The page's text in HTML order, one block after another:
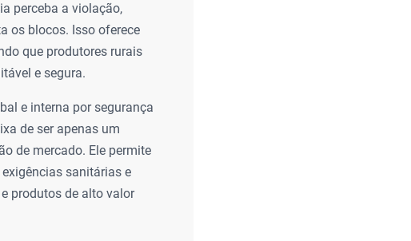
perceba a violação,
os blocos. Isso oferece
que produtores rurais
e segura.
e interna por segurança
de ser apenas um
de mercado. Ele permite
sanitárias e
produtos de alto valor